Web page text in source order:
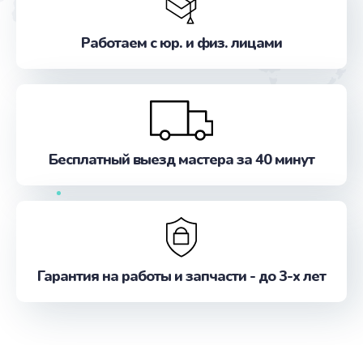
Работаем с юр. и физ. лицами
Бесплатный выезд мастера за 40 минут
Гарантия на работы и запчасти - до 3-х лет